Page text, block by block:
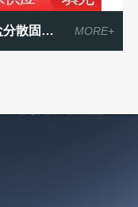
取柱净化管 MORE+